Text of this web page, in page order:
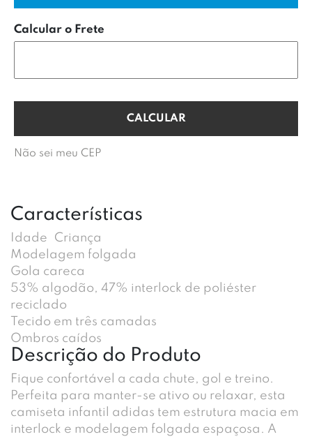
Calcular o Frete
Não sei meu CEP
Características
Idade
Criança
Modelagem folgada
Gola careca
53% algodão, 47% interlock de poliéster
reciclado
Tecido em três camadas
Ombros caídos
Descrição do Produto
Fique confortável a cada chute, gol e treino.
Perfeita para manter-se ativo ou relaxar, esta
camiseta infantil adidas tem estrutura macia em
interlock e modelagem folgada espaçosa. A